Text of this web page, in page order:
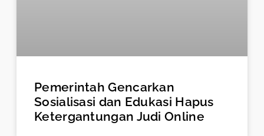
Pemerintah Gencarkan
Sosialisasi dan Edukasi Hapus
Ketergantungan Judi Online